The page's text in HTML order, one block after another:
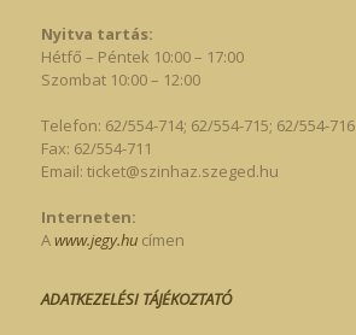
Nyitva tartás:
Hétfő – Péntek 10:00 – 17:00
Szombat 10:00 – 12:00
Telefon: 62/554-714; 62/554-715; 62/554-716
Fax: 62/554-711
Email: ticket@szinhaz.szeged.hu
Interneten:
Awww.jegy.hucímen
ADATKEZELÉSI TÁJÉKOZTATÓ